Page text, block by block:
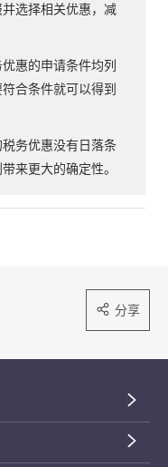
选择相关优惠，减
惠的申请条件均列
合条件就可以得到
务优惠没有日落条
来更大的确定性。
分享